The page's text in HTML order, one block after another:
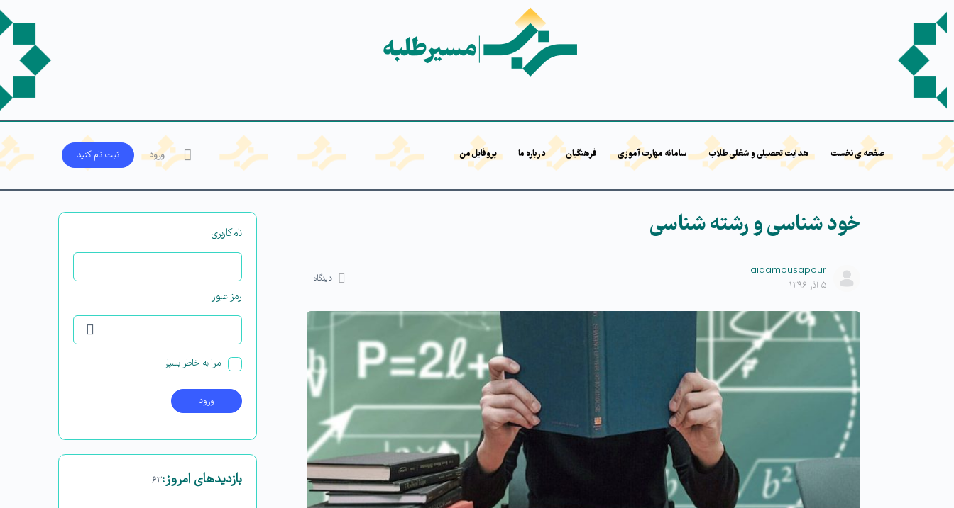
صفحه ی نخست هدایت تحصیلی و شغلی طلاب سامانه مهارت آموزی فرهنگیان درباره ما پروفایل من ورود ثبت‌ نام کنید
خود شناسی و رشته شناسی
aidamousapour
۵ آذر ۱۳۹۶
دیدگاه
نام‌کاربری
رمز عبور
مرا به خاطر بسپار
بازدیدهای امروز:۶۳